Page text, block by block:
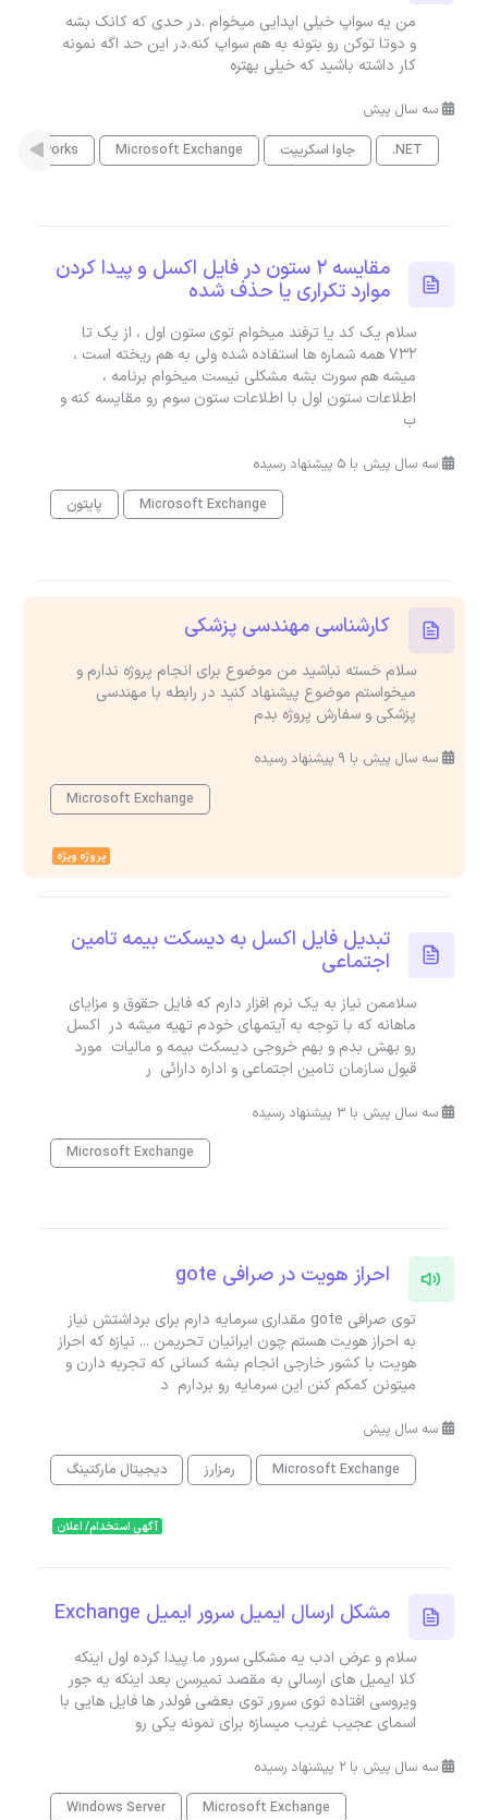
من یه سواپ خیلی اپدایی میخوام .در حدی کە کانک بشه
و دوتا توکن رو بتونه به هم سواپ کنە.در این حد اگە نمونە
کار داشتە باشید کە خیلی بهتره
سه سال پیش
.NET
جاوا اسکریپت Microsoft Exchange
Solidworks
مقایسه 2 ستون در فایل اکسل و پیدا کردن
موارد تکراری یا حذف شده
سلام یک کد یا ترفند میخوام توی ستون اول ، از یک تا
732 همه شماره ها استفاده شده ولی به هم ریخته است ،
میشه هم سورت بشه مشکلی نیست میخوام برنامه ،
اطلاعات ستون اول با اطلاعات ستون سوم رو مقایسه کنه و
ب
سه سال پیش با 5 پیشنهاد رسیده
Microsoft Exchange
پایتون
کارشناسی مهندسی پزشکی
سلام خسته نباشید من موضوع برای انجام پروژه ندارم و
میخواستم موضوع پیشنهاد کنید در رابطه با مهندسی
پزشکی و سفارش پروژه بدم
سه سال پیش با 9 پیشنهاد رسیده
Microsoft Exchange
پروژه ویژه
تبدیل فایل اکسل به دیسکت بیمه تامین
اجتماعی
سلاممن نیاز به یک نرم افزار دارم که فایل حقوق و مزایای
ماهانه که با توجه به آیتمهای خودم تهیه میشه در اکسل
رو بهش بدم و بهم خروجی دیسکت بیمه و مالیات مورد
قبول سازمان تامین اجتماعی و اداره دارائی ر
سه سال پیش با 3 پیشنهاد رسیده
Microsoft Exchange
احراز هویت در صرافی gote
توی صرافی gote مقداری سرمایه دارم برای برداشتش نیاز
به احراز هویت هستم چون ایرانیان تحریمن ... نیازه که احراز
هویت با کشور خارجی انجام بشه کسانی که تجربه دارن و
میتونن کمکم کنن این سرمایه رو بردارم د
سه سال پیش
Microsoft Exchange
رمزارز دیجیتال مارکتینگ
آگهی استخدام/ اعلان
مشکل ارسال ایمیل سرور ایمیل Exchange
سلام و عرض ادب یه مشکلی سرور ما پیدا کرده اول اینکه
کلا ایمیل های ارسالی به مقصد نمیرسن بعد اینکه یه جور
ویروسی افتاده توی سرور توی بعضی فولدر ها فایل هایی با
اسمای عجیب غریب میسازه برای نمونه یکی رو
سه سال پیش با 2 پیشنهاد رسیده
Microsoft Exchange
Windows Server